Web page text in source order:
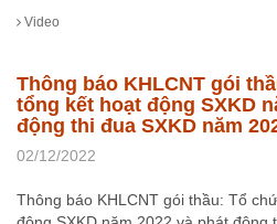
Video
Thông báo KHLCNT gói
tổng kết hoạt động SXKD
động thi đua SXKD năm
02/12/2022
Thông báo KHLCNT gói thầu: Tổ